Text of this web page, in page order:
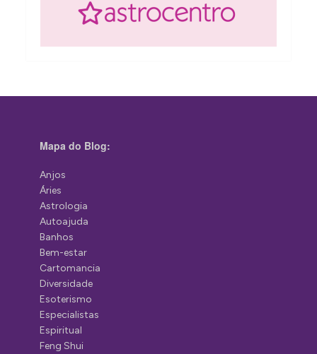
Mapa do Blog:
Anjos
Áries
Astrologia
Autoajuda
Banhos
Bem-estar
Cartomancia
Diversidade
Esoterismo
Especialistas
Espiritual
Feng Shui